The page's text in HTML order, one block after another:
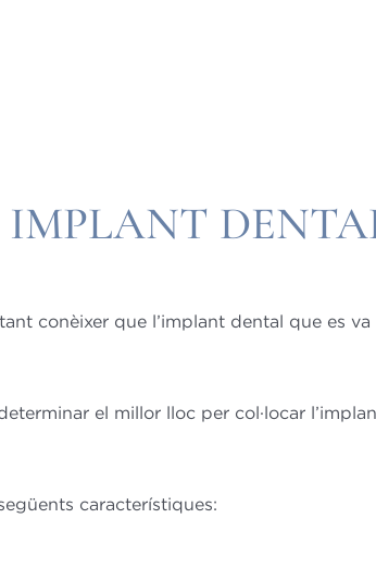
IMPLANT
conèixer que l’implant dental que es
el millor lloc per col·locar
característiques: